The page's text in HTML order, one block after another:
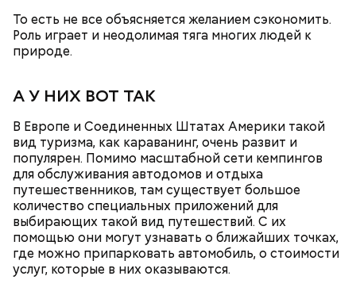
То есть не все объясняется желанием сэкономить.
Роль играет и неодолимая тяга многих людей к
природе.
А У НИХ ВОТ ТАК
В Европе и Соединенных Штатах Америки такой
вид туризма, как караванинг, очень развит и
популярен. Помимо масштабной сети кемпингов
для обслуживания автодомов и отдыха
путешественников, там существует большое
количество специальных приложений для
выбирающих такой вид путешествий. С их
помощью они могут узнавать о ближайших точках,
где можно припарковать автомобиль, о стоимости
услуг, которые в них оказываются.
День попутного ветра